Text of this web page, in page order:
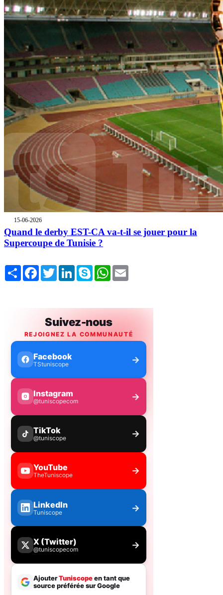
15-06-2026
Quand le derby EST-CA va-t-il se jouer pour la
Supercoupe de Tunisie ?
Share FacebookTwitterLinkedInSkype WhatsApp